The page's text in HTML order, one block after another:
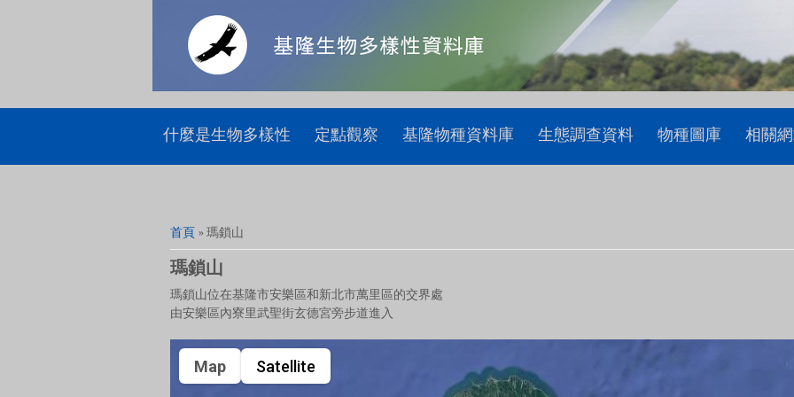
什麼是生物多樣性 定點觀察 基隆物種資料庫 生態調查資料 物種圖庫 相關
您在這裡
首頁 » 瑪鎖山
瑪鎖山
瑪鎖山位在基隆市安樂區和新北市萬里區的交界處
由安樂區內寮里武聖街玄德宮旁步道進入
Map Satellite